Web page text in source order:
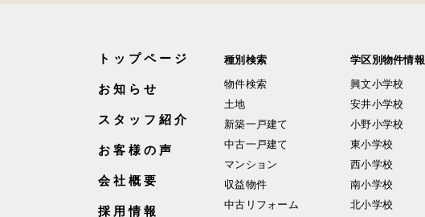
トップページ
お知らせ
スタッフ紹介
お客様の声
会社概要
採用情報
種別検索
物件検索
土地
新築一戸建て
中古一戸建て
マンション
収益物件
中古リフォーム
学区別物件情報
興文小学校
安井小学校
小野小学校
東小学校
西小学校
南小学校
北小学校